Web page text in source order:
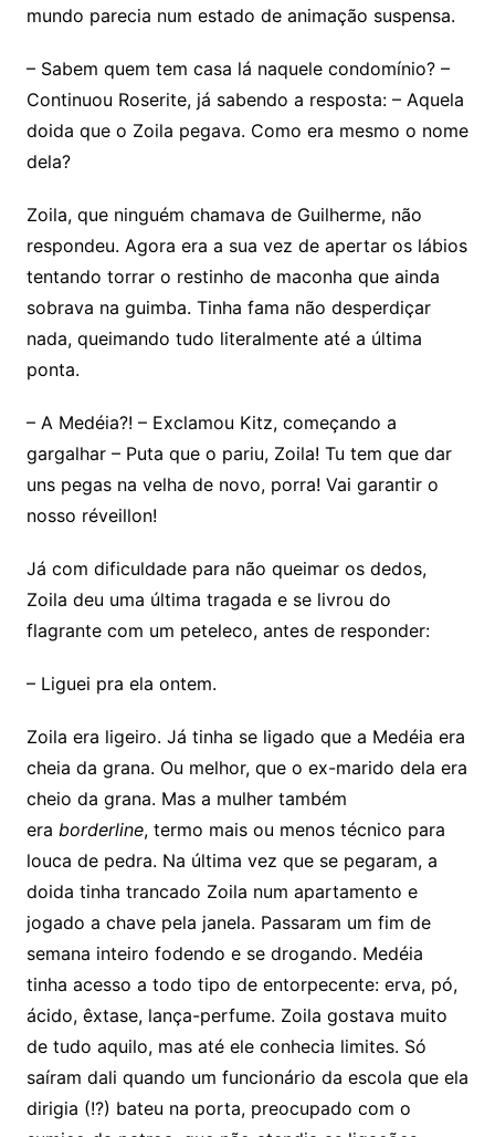
mundo parecia num estado de animação suspensa.
– Sabem quem tem casa lá naquele condomínio? –
Continuou Roserite, já sabendo a resposta: – Aquela
doida que o Zoila pegava. Como era mesmo o nome
dela?
Zoila, que ninguém chamava de Guilherme, não
respondeu. Agora era a sua vez de apertar os lábios
tentando torrar o restinho de maconha que ainda
sobrava na guimba. Tinha fama não desperdiçar
nada, queimando tudo literalmente até a última
ponta.
– A Medéia?! – Exclamou Kitz, começando a
gargalhar – Puta que o pariu, Zoila! Tu tem que dar
uns pegas na velha de novo, porra! Vai garantir o
nosso réveillon!
Já com dificuldade para não queimar os dedos,
Zoila deu uma última tragada e se livrou do
flagrante com um peteleco, antes de responder:
– Liguei pra ela ontem.
Zoila era ligeiro. Já tinha se ligado que a Medéia era
cheia da grana. Ou melhor, que o ex-marido dela era
cheio da grana. Mas a mulher também
era borderline, termo mais ou menos técnico para
louca de pedra. Na última vez que se pegaram, a
doida tinha trancado Zoila num apartamento e
jogado a chave pela janela. Passaram um fim de
semana inteiro fodendo e se drogando. Medéia
tinha acesso a todo tipo de entorpecente: erva, pó,
ácido, êxtase, lança-perfume. Zoila gostava muito
de tudo aquilo, mas até ele conhecia limites. Só
saíram dali quando um funcionário da escola que ela
dirigia (!?) bateu na porta, preocupado com o